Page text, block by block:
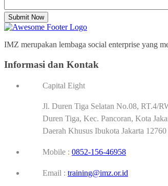
Submit Now
IMZ merupakan lembaga social enterprise yang
Informasi dan Kontak
Capital Eight
Jl. Duren Tiga Selatan No.08, RT.4/
Duren Tiga, Kec. Pancoran, Kota
Daerah Khusus Ibukota Jakarta 12760
Mobile : 0852-156-46958
Email : training@imz.or.id